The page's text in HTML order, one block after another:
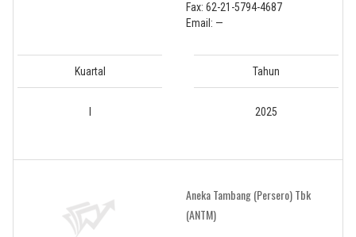
Fax: 62-21-5794-4687
Email: —
Kuartal Tahun
2025
Aneka Tambang (Persero) Tbk
(ANTM)